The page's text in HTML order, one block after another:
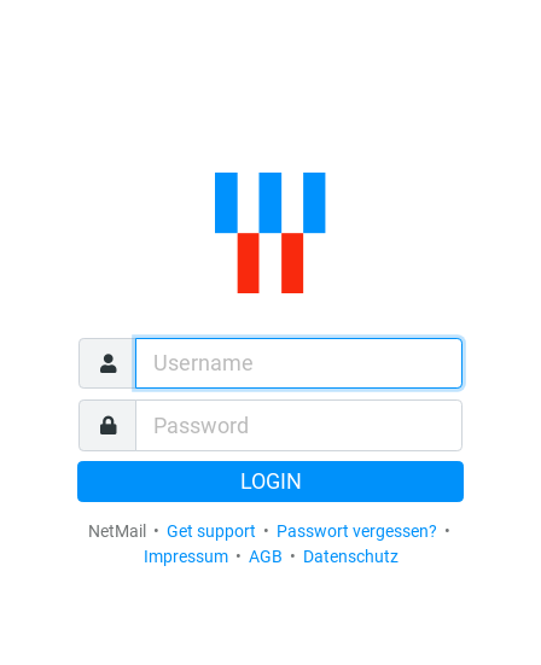
LOGIN
NetMail • Get support • Passwort vergessen? •
Impressum• AGB • Datenschutz